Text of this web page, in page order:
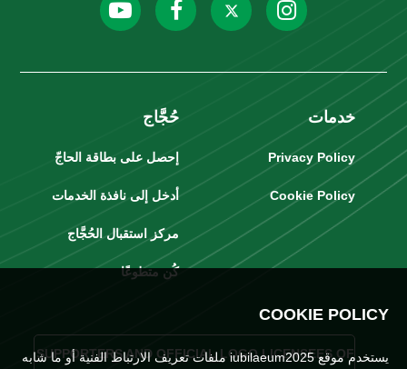
خدمات
Privacy Policy
Cookie Policy
حُجَّاج
إحصل على بطاقة الحاجّ
أدخل إلى نافذة الخدمات
مركز استقبال الحُجَّاج
كُن متطوعًا
SUPPORTERS AND OFFICIAL LOGO LICENSEES OF
COOKIE POLICY
يستخدم موقع iubilaeum2025 ملفات تعريف الارتباط الفنية أو ما شابه